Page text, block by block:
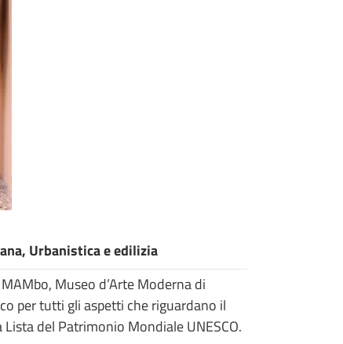
Urbanistica e edilizia
Museo d’Arte Moderna di
per tutti gli aspetti che riguardano il
Lista del Patrimonio Mondiale UNESCO.